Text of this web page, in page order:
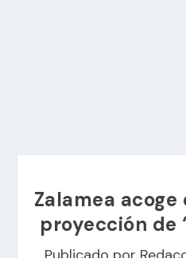
Zalamea
proyección de